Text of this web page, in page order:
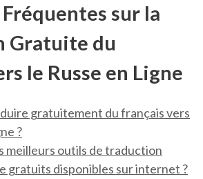
sur la
Gratuite du
le Russe en Ligne
gratuitement du français vers
?
meilleurs outils de traduction
gratuits disponibles sur internet ?